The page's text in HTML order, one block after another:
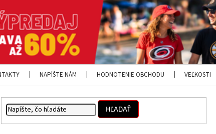
NAPÍŠTE NÁM HODNOTENIE OBCHODU VEĽKOSTI
HĽADAŤ